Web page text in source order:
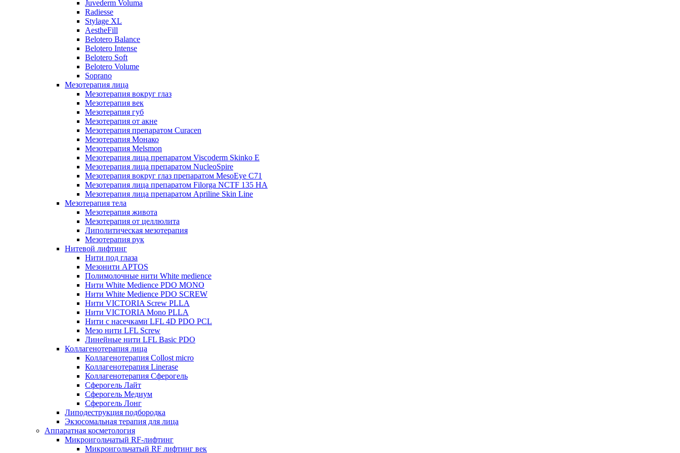
Juvederm Voluma
Radiesse
Stylage XL
AestheFill
Belotero Balance
Belotero Intense
Belotero Soft
Belotero Volume
Soprano
Мезотерапия лица
Мезотерапия вокруг глаз
Мезотерапия век
Мезотерапия губ
Мезотерапия от акне
Мезотерапия препаратом Curacen
Мезотерапия Монако
Мезотерапия Melsmon
Мезотерапия лица препаратом Viscoderm Skinko E
Мезотерапия лица препаратом NucleoSpire
Мезотерапия вокруг глаз препаратом MesoEye С71
Мезотерапия лица препаратом Filorga NCTF 135 HA
Мезотерапия лица препаратом Apriline Skin Line
Мезотерапия тела
Мезотерапия живота
Мезотерапия от целлюлита
Липолитическая мезотерапия
Мезотерапия рук
Нитевой лифтинг
Нити под глаза
Мезонити APTOS
Полимолочные нити White medience
Нити White Medience PDO MONO
Нити White Medience PDO SCREW
Нити VICTORIA Screw PLLA
Нити VICTORIA Mono PLLA
Нити с насечками LFL 4D PDO PCL
Мезо нити LFL Screw
Линейные нити LFL Basic PDO
Коллагенотерапия лица
Коллагенотерапия Collost micro
Коллагенотерапия Linerase
Коллагенотерапия Сферогель
Сферогель Лайт
Сферогель Медиум
Сферогель Лонг
Липодеструкция подбородка
Экзосомальная терапия для лица
Аппаратная косметология
Микроигольчатый RF-лифтинг
Микроигольчатый RF лифтинг век